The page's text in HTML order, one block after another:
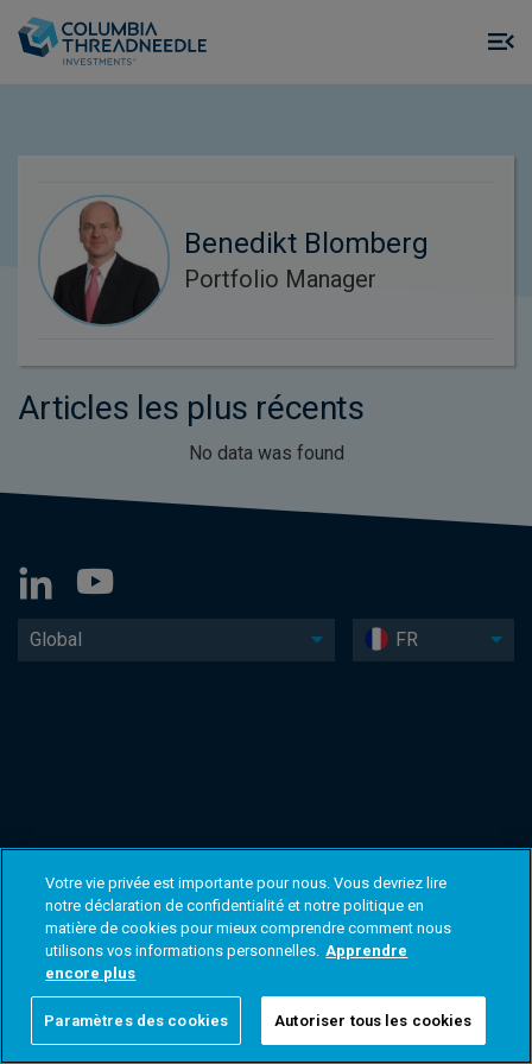
Benedikt Blomberg
Portfolio Manager
Articles les plus récents
No data was found
Global FR
Votre vie privée est importante pour nous. Vous devriez lire
notre déclaration de confidentialité et notre politique en
matière de cookies pour mieux comprendre comment nous
utilisons vos informations personnelles. Apprendre
encore plus
Paramètres des cookies Autoriser tous les cookies